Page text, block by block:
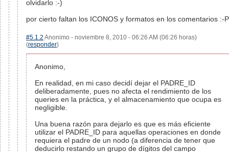
olvidarlo :-)
por cierto faltan los ICONOS y formatos en los comentarios :-P
#5.1.2 Anonimo - noviembre 8, 2010 - 06:26 AM (06:26 horas)
(responder)
Anonimo,
En realidad, en mi caso decidí dejar el PADRE_ID
deliberadamente, pues no afecta el rendimiento de los
queries en la práctica, y el almacenamiento que ocupa es
negligible.
Una buena razón para dejarlo es que es más eficiente
utilizar el PADRE_ID para aquellas operaciones en donde
requiera el padre de un nodo (a diferencia de tener que
deducirlo restando un grupo de dígitos del campo